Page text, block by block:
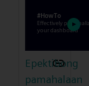
Epektibong
pamahalaan